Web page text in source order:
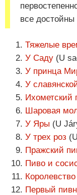
все
Тяжелые
У Саду (U
У принца
У
Ихометский
Шаровая
У Яры (U
У трех роз
Пражский
Пиво и
Первый